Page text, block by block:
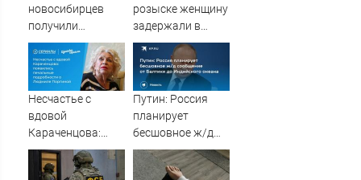
новосибирцев
получили
прибавку к
пенсии от СФР
розыске женщину
задержали в
Мурманске
Несчастье с
вдовой
Караченцова:
появились
печальные
Путин: Россия
планирует
бесшовное ж/д
сообщение от
Балтики до